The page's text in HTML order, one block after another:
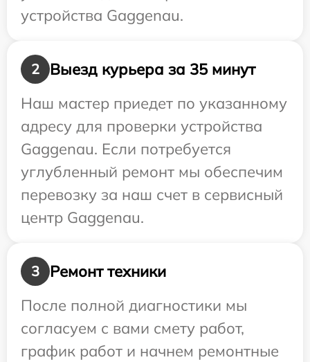
устройства Gaggenau.
2
Выезд курьера за 35 минут
Наш мастер приедет по указанному
адресу для проверки устройства
Gaggenau. Если потребуется
углубленный ремонт мы обеспечим
перевозку за наш счет в сервисный
центр Gaggenau.
3
Ремонт техники
После полной диагностики мы
согласуем с вами смету работ,
график работ и начнем ремонтные